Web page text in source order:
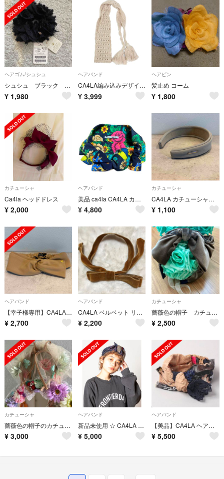
ヘアゴム/シュシュ
シュシュ ブラック カシラ
¥ 1,980
ヘアバンド
CA4LA編み込みデザインヘアバンド ベージュ
¥ 3,999
ヘアピン
髪止め コーム
¥ 1,800
カチューシャ
Ca4la ヘッドドレス
¥ 2,000
ヘアバンド
美品 ca4la CA4LA カシラ ターバン 総花柄ターバン リボンターバン
¥ 4,800
カチューシャ
CA4LA カチューシャ サックスブルー／フリーサイズ
¥ 1,100
ヘアバンド
【幸子様専用】CA4LA ヘアバンド ベージュ／カーキ フリーサイズ
¥ 2,700
ヘアバンド
CA4LA ベルベット リボンカチューシャ 辛子色
¥ 2,200
カチューシャ
薔薇色の帽子 カチューシャ
¥ 2,500
カチューシャ
薔薇色の帽子のカチューシャ
¥ 3,000
ヘアバンド
新品未使用 ☆ CA4LA ヘアバンド ☆ ターバン ネイビー×レッド カシラ
¥ 5,000
ヘアバンド
【美品】CA4LA ヘアバンド
¥ 5,500